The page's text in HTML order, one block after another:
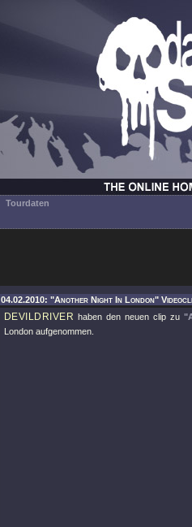
Tourdaten
04.02.2010: "Another Night In London"
DEVILDRIVER haben den neuen clip zu
London aufgenommen.